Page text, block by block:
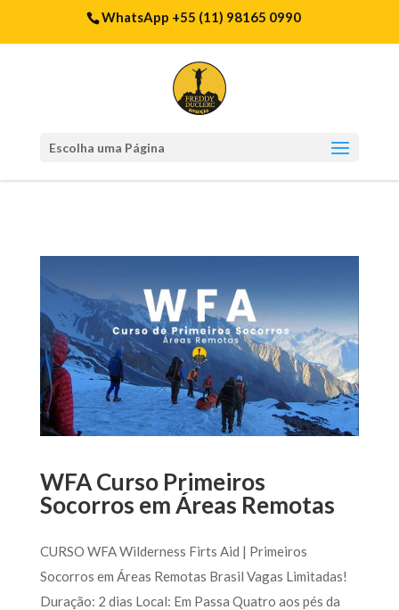
WhatsApp +55 (11) 98165 0990
Escolha uma Página
WFA Curso Primeiros
Socorros em Áreas Remotas
CURSO WFA Wilderness Firts Aid | Primeiros
Socorros em Áreas Remotas Brasil Vagas Limitadas!
Duração: 2 dias Local: Em Passa Quatro aos pés da